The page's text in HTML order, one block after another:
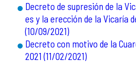
Decreto de supresión de la
es y la erección de la Vicaría
(10/09/2021)
Decreto con motivo de la
2021 (11/02/2021)